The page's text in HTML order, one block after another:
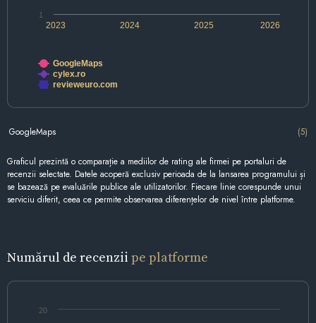
2024 2026
2023 2025
1
GoogleMaps
cylex.ro
revieweuro.com
GoogleMaps (5)
Graficul prezintă o comparație a mediilor de rating ale firmei pe portaluri de
recenzii selectate. Datele acoperă exclusiv perioada de la lansarea programului și
se bazează pe evaluările publice ale utilizatorilor. Fiecare linie corespunde unui
serviciu diferit, ceea ce permite observarea diferențelor de nivel între platforme.
Numărul de recenzii pe platforme
20